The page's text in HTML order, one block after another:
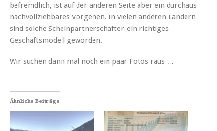
befremdlich, ist auf der anderen Seite aber ein durchaus
nachvollziehbares Vorgehen. In vielen anderen Ländern
sind solche Scheinpartnerschaften ein richtiges
Geschäftsmodell geworden.
Wir suchen dann mal noch ein paar Fotos raus …
Ähnliche Beiträge